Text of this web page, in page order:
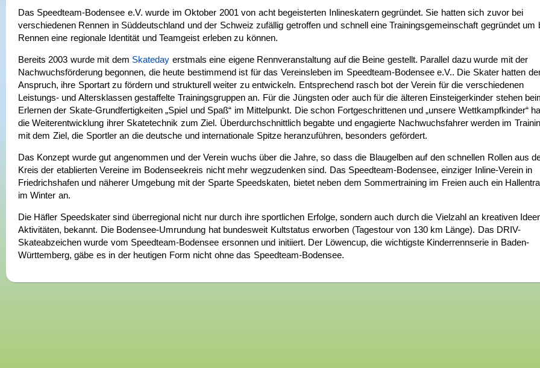
Das Speedteam-Bodensee e.V. wurde im Oktober 2001 von acht begeisterten Inlineskatern gegründet. Sie hatten sich zuvor bei
verschiedenen Rennen in Süddeutschland und der Schweiz zufällig getroffen und schnell eine Trainingsgemeinschaft gegründet um
Rennen eine regionale Identität und Teamgeist erleben zu können.
Bereits 2003 wurde mit dem Skateday erstmals eine eigene Rennveranstaltung auf die Beine gestellt. Parallel dazu wurde mit der
Nachwuchsförderung begonnen, die heute bestimmend ist für das Vereinsleben im Speedteam-Bodensee e.V.. Die Skater hatten
Anspruch, ihre Sportart zu fördern und strukturell weiter zu entwickeln. Entsprechend rasch bot der Verein für die verschiedenen
Leistungs- und Altersklassen gestaffelte Trainingsgruppen an. Für die Jüngsten oder auch für die älteren Einsteigerkinder stehen
Erlernen der Skate-Grundfertigkeiten „Spiel und Spaß“ im Mittelpunkt. Die schon Fortgeschrittenen und „unsere Wettkampfkinder“
die Weiterentwicklung ihrer Skatetechnik zum Ziel. Überdurchschnittlich begabte und engagierte Nachwuchsfahrer werden im
mit dem Ziel, die Sportler an die deutsche und internationale Spitze heranzuführen, besonders gefördert.
Das Konzept wurde gut angenommen und der Verein wuchs über die Jahre, so dass die Blaugelben auf den schnellen Rollen aus
Kreis der etablierten Vereine im Bodenseekreis nicht mehr wegzudenken sind. Das Speedteam-Bodensee, einziger Inline-Verein in
Friedrichshafen und näherer Umgebung mit der Sparte Speedskaten, bietet neben dem Sommertraining im Freien auch ein
im Winter an.
Die Häfler Speedskater sind überregional nicht nur durch ihre sportlichen Erfolge, sondern auch durch die Vielzahl an kreativen
Aktivitäten, bekannt. Die Bodensee-Umrundung hat bundesweit Kultstatus erworben (Tagestour von 130 km Länge). Das DRIV-
Skateabzeichen wurde vom Speedteam-Bodensee ersonnen und initiiert. Der Löwencup, die wichtigste Kinderrennserie in Baden-
Württemberg, gäbe es in der heutigen Form nicht ohne das Speedteam-Bodensee.